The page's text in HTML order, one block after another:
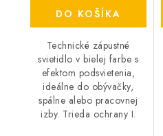
DO KOŠÍKA
Technické zápustné
svietidlo v bielej farbe s
efektom podsvietenia,
ideálne do obývačky,
spálne alebo pracovnej
izby. Trieda ochrany I.